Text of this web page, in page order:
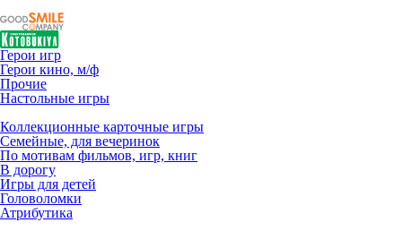
Герои игр
Герои кино, м/ф
Прочие
Настольные игры
Коллекционные карточные игры
Семейные, для вечеринок
По мотивам фильмов, игр, книг
В дорогу
Игры для детей
Головоломки
Атрибутика